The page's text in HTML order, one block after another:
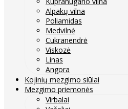
Alpakų vilna
Poliamidas
Medvilnė
Cukranendrė
Viskozė
Linas
Angora
Kojinių mezgimo siūlai
Mezgimo priemonės
Virbalai